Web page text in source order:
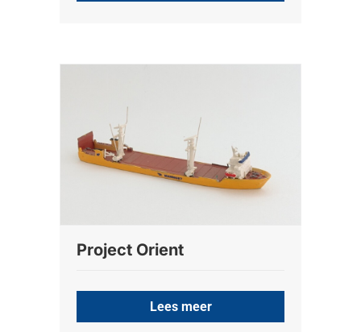
Project Orient
Lees meer